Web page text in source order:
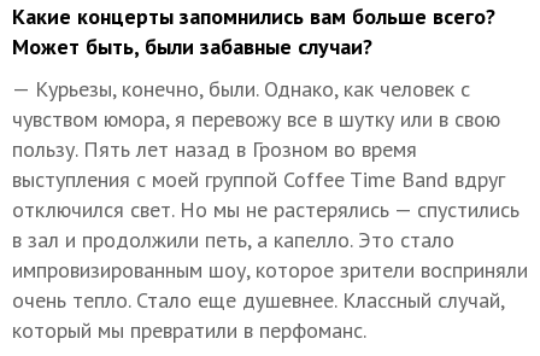
Какие концерты запомнились вам больше всего?
Может быть, были забавные случаи?
— Курьезы, конечно, были. Однако, как человек с
чувством юмора, я перевожу все в шутку или в свою
пользу. Пять лет назад в Грозном во время
выступления с моей группой Coffee Time Band вдруг
отключился свет. Но мы не растерялись — спустились
в зал и продолжили петь, а капелло. Это стало
импровизированным шоу, которое зрители восприняли
очень тепло. Стало еще душевнее. Классный случай,
который мы превратили в перфоманс.